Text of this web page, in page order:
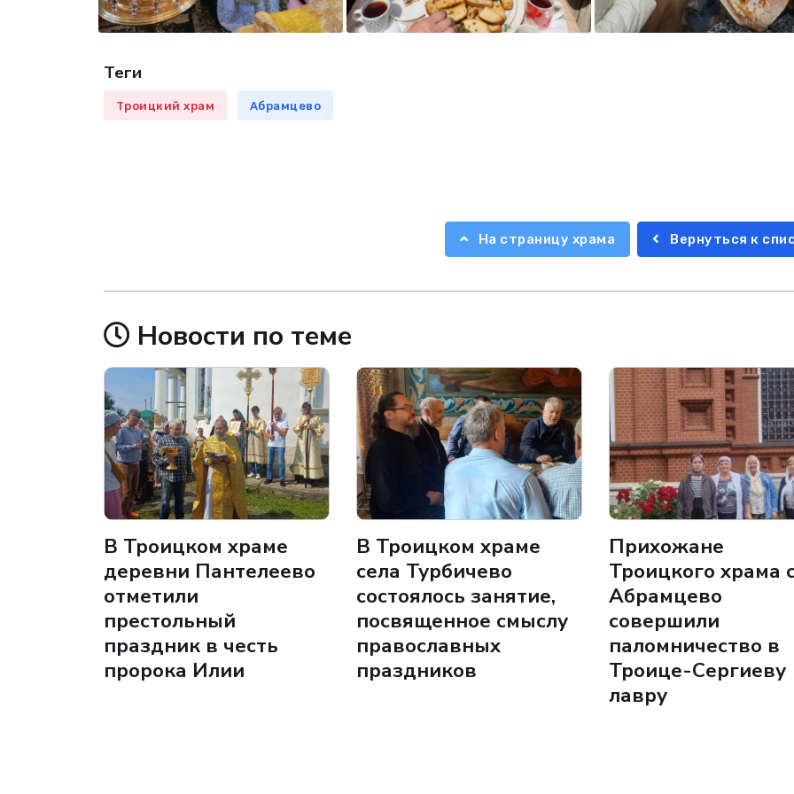
Теги
Троицкий храм Абрамцево
На страницу храма Вернуться к
Новости по теме
В Троицком храме
деревни Пантелеево
отметили
престольный
праздник в честь
пророка Илии
В Троицком храме
села Турбичево
состоялось занятие,
посвященное смыслу
православных
праздников
Прихожане
Троицкого храма
Абрамцево
совершили
паломничество в
Троице-Сергиеву
лавру